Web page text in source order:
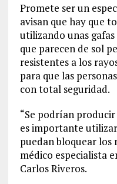
Promete ser un
avisan que hay que
utilizando unas
que parecen de sol
resistentes a los
para que las
con total seguridad.
“Se podrían producir
es importante
puedan bloquear los
médico especialista
Carlos Riveros.